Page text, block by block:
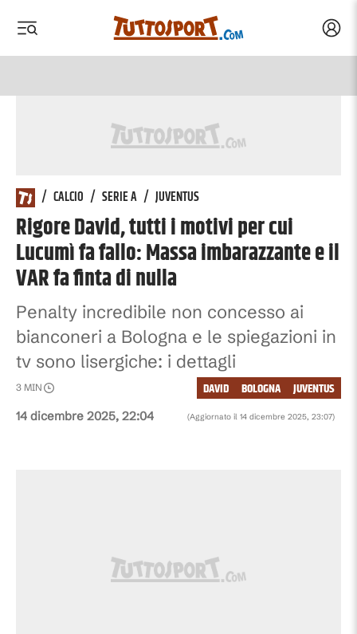
/ CALCIO / SERIE A / JUVENTUS
Rigore David, tutti i motivi per cui
Lucumì fa fallo: Massa imbarazzante e il
VAR fa finta di nulla
Penalty incredibile non concesso ai
bianconeri a Bologna e le spiegazioni in
tv sono lisergiche: i dettagli
14 dicembre 2025, 22:04 (Aggiornato il 14 dicembre 2025, 23:07)
3 MIN JUVENTUS
BOLOGNA
DAVID